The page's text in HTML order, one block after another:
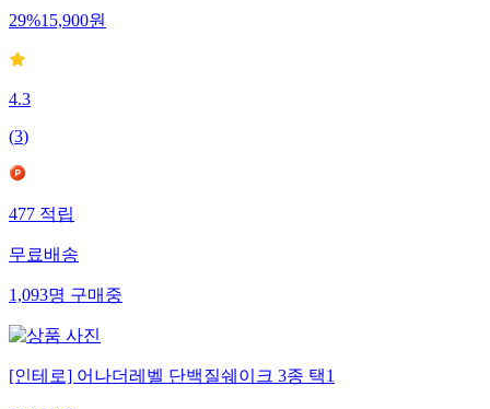
29%15,900원
4.3
(3)
477적립
무료배송
1,093명구매중
[인테로] 어나더레벨 단백질쉐이크 3종 택1